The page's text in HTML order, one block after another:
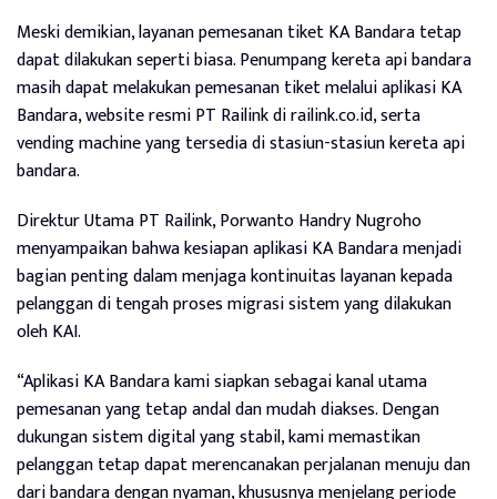
Meski demikian, layanan pemesanan tiket KA Bandara tetap
dapat dilakukan seperti biasa. Penumpang kereta api bandara
masih dapat melakukan pemesanan tiket melalui aplikasi KA
Bandara, website resmi PT Railink di railink.co.id, serta
vending machine yang tersedia di stasiun-stasiun kereta api
bandara.
Direktur Utama PT Railink, Porwanto Handry Nugroho
menyampaikan bahwa kesiapan aplikasi KA Bandara menjadi
bagian penting dalam menjaga kontinuitas layanan kepada
pelanggan di tengah proses migrasi sistem yang dilakukan
oleh KAI.
“Aplikasi KA Bandara kami siapkan sebagai kanal utama
pemesanan yang tetap andal dan mudah diakses. Dengan
dukungan sistem digital yang stabil, kami memastikan
pelanggan tetap dapat merencanakan perjalanan menuju dan
dari bandara dengan nyaman, khususnya menjelang periode